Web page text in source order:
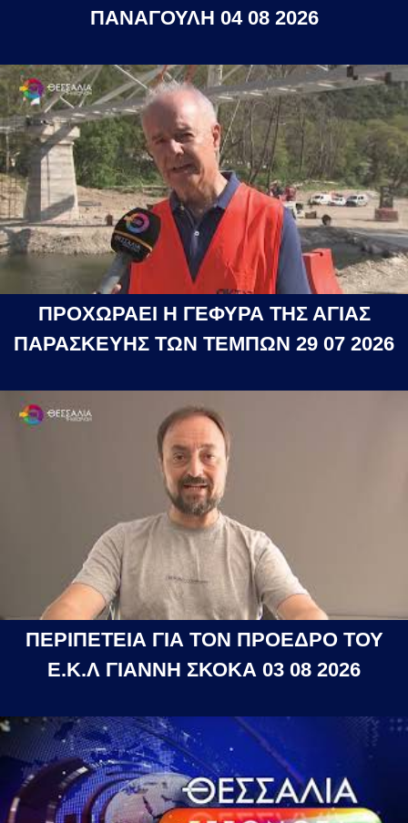
ΠΑΝΑΓΟΥΛΗ 04 08 2026
ΠΡΟΧΩΡΑΕΙ Η ΓΕΦΥΡΑ ΤΗΣ ΑΓΙΑΣ
ΠΑΡΑΣΚΕΥΗΣ ΤΩΝ ΤΕΜΠΩΝ 29 07 2026
ΠΕΡΙΠΕΤΕΙΑ ΓΙΑ ΤΟΝ ΠΡΟΕΔΡΟ ΤΟΥ
Ε.Κ.Λ ΓΙΑΝΝΗ ΣΚΟΚΑ 03 08 2026